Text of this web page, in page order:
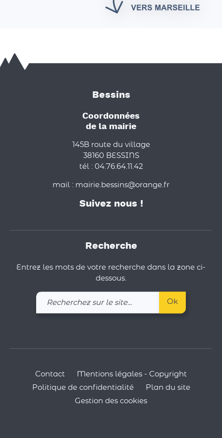
Bessins
Coordonnées
de la mairie
145B route du village
38160 BESSINS
tél : 04.76.64.11.42
mail : mairie.bessins@orange.fr
Suivez nous !
Recherche
Entrez les mots de votre recherche dans la zone ci-
dessous.
Recherchez
sur
Ok
Contact
Mentions légales - Copyright
Politique de confidentialité
Plan du site
Gestion des cookies